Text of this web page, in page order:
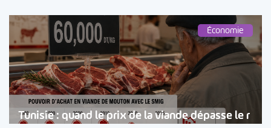
Économie
Tunisie : quand le prix de la viande dépasse le r